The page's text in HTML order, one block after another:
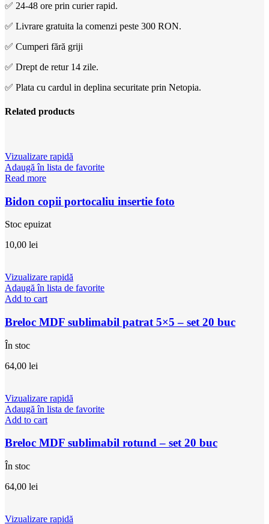
✅ 24-48 ore prin curier rapid.
✅ Livrare gratuita la comenzi peste 300 RON.
✅ Cumperi fără griji
✅ Drept de retur 14 zile.
✅ Plata cu cardul in deplina securitate prin Netopia.
Related products
Vizualizare rapidă
Adaugă în lista de favorite
Read more
Bidon copii portocaliu insertie foto
Stoc epuizat
10,00 lei
Vizualizare rapidă
Adaugă în lista de favorite
Add to cart
Breloc MDF sublimabil patrat 5×5 – set 20 buc
În stoc
64,00 lei
Vizualizare rapidă
Adaugă în lista de favorite
Add to cart
Breloc MDF sublimabil rotund – set 20 buc
În stoc
64,00 lei
Vizualizare rapidă